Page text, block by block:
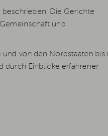
Die Gerichte
und
von den Nordstaaten bis
durch Einblicke erfahrener